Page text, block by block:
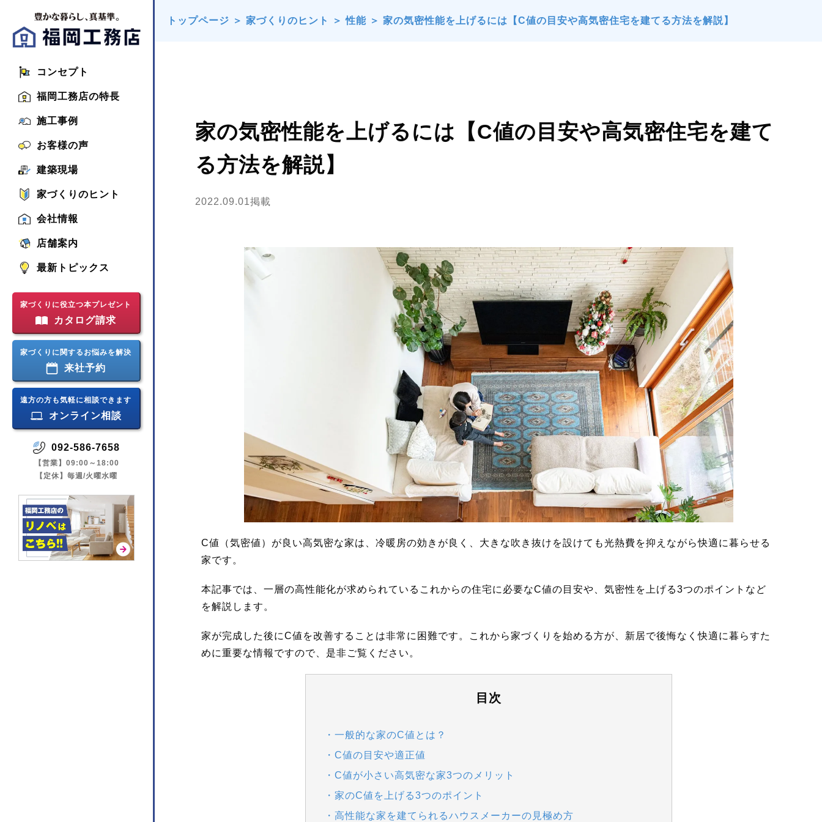
コンセプト
福岡工務店の特長
施工事例
お客様の声
建築現場
家づくりのヒント
会社情報
店舗案内
最新トピックス
家づくりに役立つ本プレゼント
カタログ請求
家づくりに関するお悩みを解決
来社予約
遠方の方も気軽に相談できます
オンライン相談
092-586-7658
【営業】09:00～18:00
【定休】毎週/火曜水曜
トップページ ＞ 家づくりのヒント ＞ 性能 ＞ 家の気密性能を上げるには【C値の目安や高気密住宅を建てる方法を解説】
家の気密性能を上げるには【C値の目安や高気密住宅を建て
る方法を解説】
2022.09.01掲載
C値（気密値）が良い高気密な家は、冷暖房の効きが良く、大きな吹き抜けを設けても光熱費を抑えながら快適に暮らせる
家です。
本記事では、一層の高性能化が求められているこれからの住宅に必要なC値の目安や、気密性を上げる3つのポイントなど
を解説します。
家が完成した後にC値を改善することは非常に困難です。これから家づくりを始める方が、新居で後悔なく快適に暮らすた
めに重要な情報ですので、是非ご覧ください。
目次
・一般的な家のC値とは？
・C値の目安や適正値
・C値が小さい高気密な家3つのメリット
・家のC値を上げる3つのポイント
・高性能な家を建てられるハウスメーカーの見極め方